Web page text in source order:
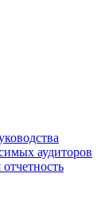
аудиторов